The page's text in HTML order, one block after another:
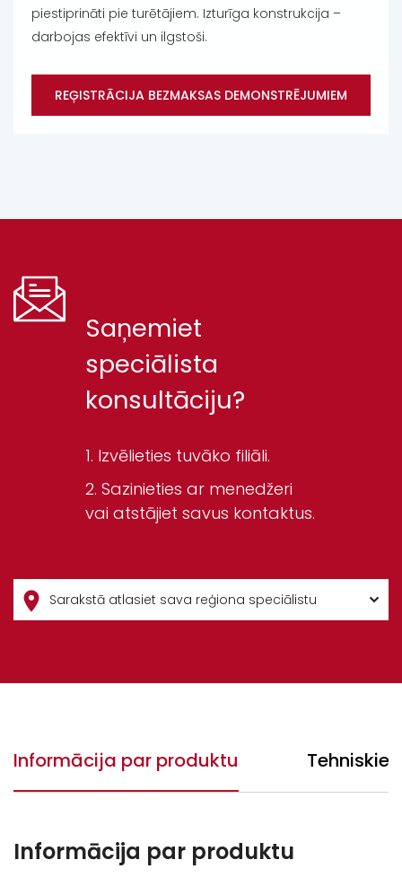
piestiprināti pie turētājiem. Izturīga konstrukcija –
darbojas efektīvi un ilgstoši.
REĢISTRĀCIJA BEZMAKSAS DEMONSTRĒJUMIEM
Saņemiet
speciālista
konsultāciju?
Izvēlieties tuvāko filiāli.
Sazinieties ar menedžeri
vai atstājiet savus kontaktus.
Informācija par produktu Tehniskie
Informācija par produktu